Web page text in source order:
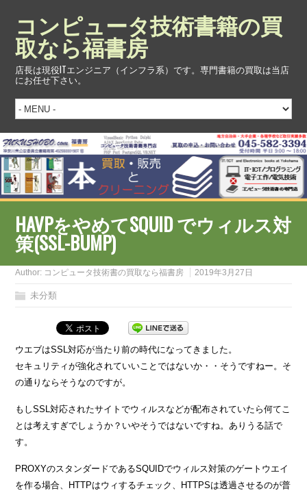
コンピュータ技術書籍の買
取なら福書房
店長は現役ITエンジニア（インフラ系）です。専門書籍の買取は当店
にお任せ下さい。
HAVPをやめてSQUID でウィルス対
策(SSL-BUMP)
Author: コンピュータ技術書の買取なら福書房 2019年3月27日
未分類
ウエブはSSL対応が当たり前の時代になってきました。
セキュリティが強化されていいことではないか・・そうですねー。そ
の通りならそうなのですが。
もしSSL対応されたサイトでウィルスなどが配布されていたら何てこ
とは考えすぎでしょうか？いやそうではないですね。ありうる話で
す。
PROXYのスタンダードであるSQUIDでウィルス対策のゲートウエイ
を作る場合、HTTPはウィするチェック、HTTPSは透過させるのが普